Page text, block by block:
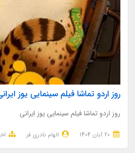
روز اردو تماشا فيلم سينمايي يوز
روز اردو تماشا فيلم سينمايي يوز ايراني
الهام نادری فر